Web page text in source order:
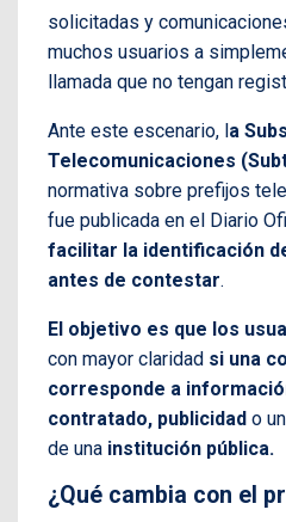
solicitadas y
muchos usuarios a
llamada que no tengan
Ante este escenario, la
Telecomunicaciones
normativa sobre prefijos
fue publicada en el Diario
facilitar la identificación
antes de contestar.
El objetivo es que los
con mayor claridad si una
corresponde a
contratado, publicidad o
de una institución pública.
¿Qué cambia con el